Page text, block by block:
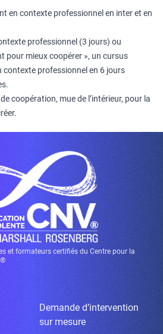
en contexte professionnel en inter et en
professionnel (3 jours) ou
pour mieux coopérer », un cursus
contexte professionnel en 6 jours
coopération, mue de l’intérieur, pour la
et formateurs certifiés du Centre pour la
Demande d’intervention
sur mesure